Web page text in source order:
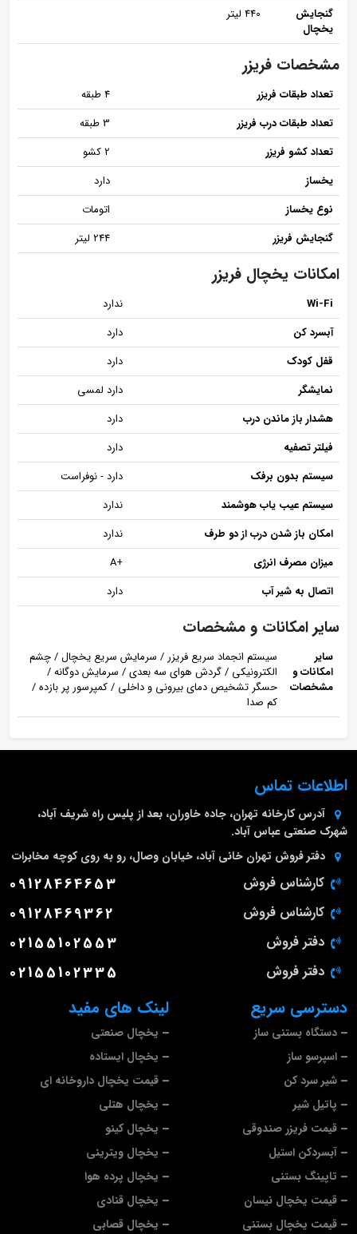
گنجایش
یخچال
440 لیتر
مشخصات فریزر
تعداد طبقات فریزر
4 طبقه
تعداد طبقات درب فریزر
3 طبقه
تعداد کشو فریزر
2 کشو
یخساز
دارد
نوع یخساز
اتومات
گنجایش فریزر
244 لیتر
امکانات یخچال فریزر
Wi-Fi
ندارد
آبسرد کن
دارد
قفل کودک
دارد
نمایشگر
دارد لمسی
هشدار باز ماندن درب
دارد
فیلتر تصفیه
دارد
سیستم بدون برفک
دارد - نوفراست
سیستم عیب یاب هوشمند
ندارد
امکان باز شدن درب از دو طرف
ندارد
میزان مصرف انرژی
+A
اتصال به شیر آب
دارد
سایر امکانات و مشخصات
سایر
امکانات و
مشخصات
سیستم انجماد سریع فریزر / سرمایش سریع یخچال / چشم
الکترونیکی / گردش هوای سه بعدی / سرمایش دوگانه /
حسگر تشخیص دمای بیرونی و داخلی / کمپرسور پر بازده /
کم صدا
لینک های مفید
یخچال صنعتی
یخچال ایستاده
قیمت یخچال داروخانه ای
یخچال هتلی
یخچال کینو
یخچال ویترینی
یخچال پرده هوا
یخچال قنادی
یخچال قصابی
دسترسی سریع
دستگاه بستنی ساز
اسپرسو ساز
شیر سرد کن
پاتیل شیر
قیمت فریزر صندوقی
آبسردکن استیل
تاپینگ بستنی
قیمت یخچال نیسان
قیمت یخچال بستنی
اطلاعات تماس
آدرس کارخانه تهران، جاده خاوران، بعد از پلیس راه شریف آباد،
شهرک صنعتی عباس آباد.
دفتر فروش تهران خانی آباد، خیابان وصال، رو به روی کوچه مخابرات
کارشناس فروش 09128464653
کارشناس فروش 09128469362
دفتر فروش 02155102553
دفتر فروش 02155102335